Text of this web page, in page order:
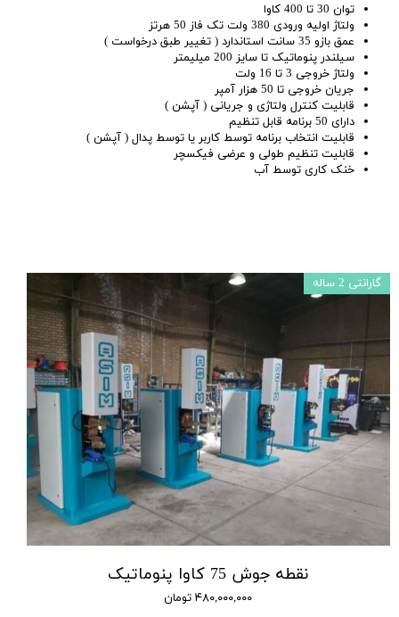
توان 30 تا 400 کاوا
ولتاژ اولیه ورودی 380 ولت تک فاز 50 هرتز
عمق بازو 35 سانت استاندارد ( تغییر طبق درخواست )
سیلندر پنوماتیک تا سایز 200 میلیمتر
ولتاژ خروجی 3 تا 16 ولت
جریان خروجی تا 50 هزار آمپر
قابلیت کنترل ولتاژی و جریانی ( آپشن )
دارای 50 برنامه قابل تنظیم
قابلیت انتخاب برنامه توسط کاربر یا توسط پدال ( آپشن )
قابلیت تنظیم طولی و عرضی فیکسچر
خنک کاری توسط آب
نقطه جوش 75 کاوا پنوماتیک
۴۸۰,۰۰۰,۰۰۰ تومان
گارانتی 2 ساله